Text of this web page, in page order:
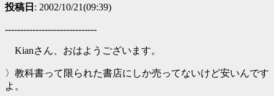
投稿日 : 2002/10/21(09:39)
------------------------------
Kianさん、おはようございます。
〉教科書って限られた書店にしか売ってないけど安いんです
よ。